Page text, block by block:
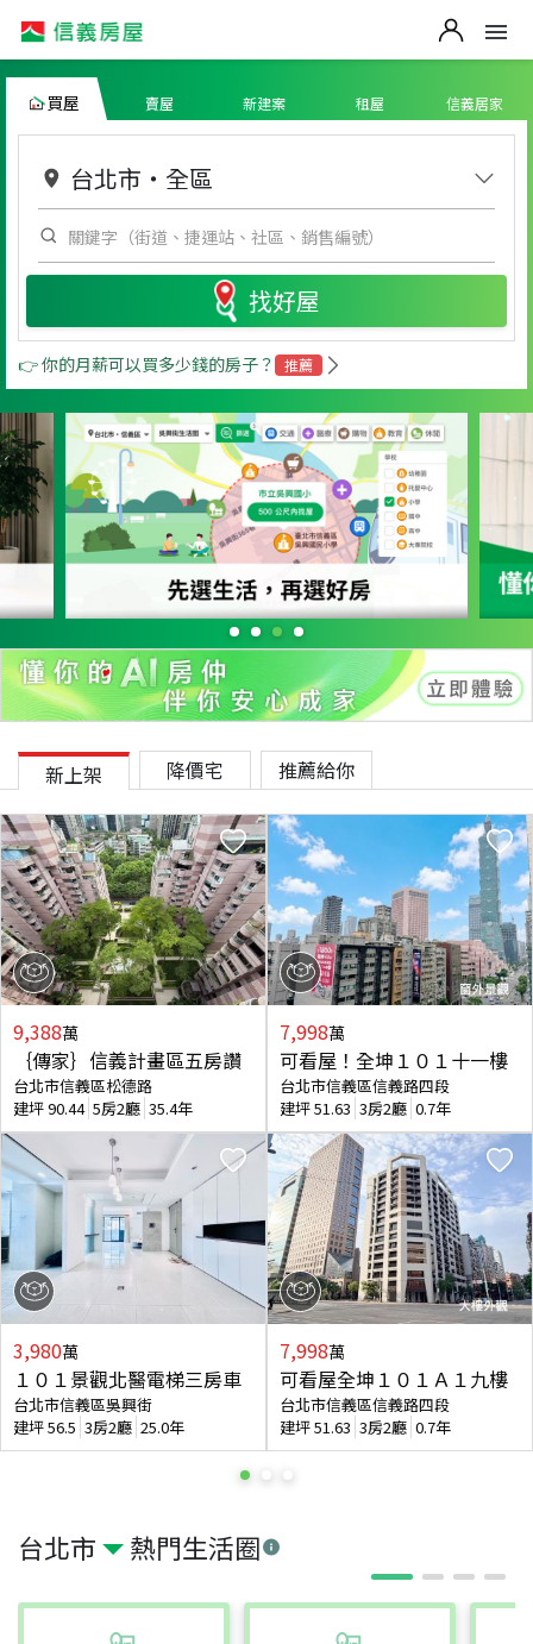
買屋 賣屋 新建案 租屋 信義居家
台北市 ・ 全區
找好屋
👉 你的月薪可以買多少錢的房子？ 推薦
台北市 熱門生活圈
新上架 降價宅 推薦給你
9,388萬
｛傳家｝信義計畫區五房讚
台北市信義區松德路
建坪90.44 5房2廳 35.4年
3,980萬
１０１景觀北醫電梯三房車
台北市信義區吳興街
建坪56.5 3房2廳 25.0年
7,998萬
可看屋！全坤１０１十一樓
台北市信義區信義路四段
建坪51.63 3房2廳 0.7年
7,998萬
可看屋全坤１０１Ａ１九樓
台北市信義區信義路四段
建坪51.63 3房2廳 0.7年